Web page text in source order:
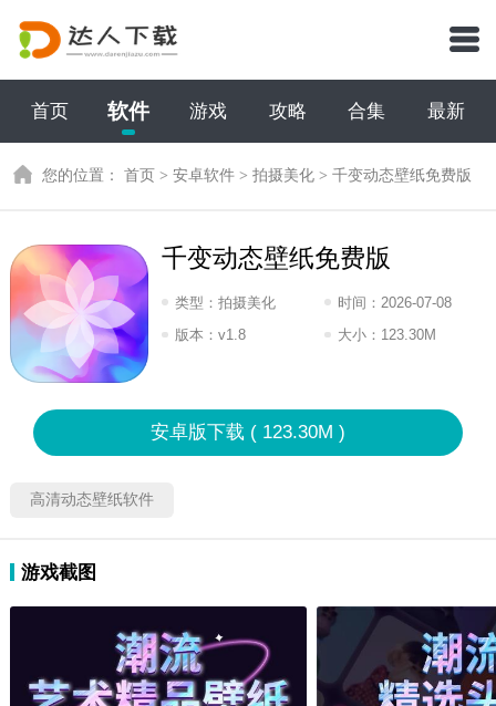
首页 软件 游戏 攻略 合集 最新
您的位置：首页 >安卓软件 >拍摄美化 >千变动态壁纸免费版
千变动态壁纸免费版
类型：拍摄美化 时间： 2026-07-08
16:2026
版本：v1.8 大小： 123.30M
安卓版下载 ( 123.30M )
高清动态壁纸软件
游戏截图